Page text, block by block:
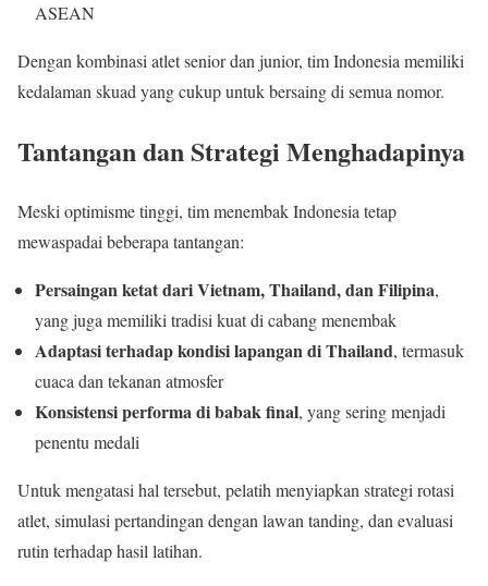
ASEAN
Dengan kombinasi atlet senior dan junior, tim Indonesia memiliki
kedalaman skuad yang cukup untuk bersaing di semua nomor.
Tantangan dan Strategi Menghadapinya
Meski optimisme tinggi, tim menembak Indonesia tetap
mewaspadai beberapa tantangan:
Persaingan ketat dari Vietnam, Thailand, dan Filipina,
yang juga memiliki tradisi kuat di cabang menembak
Adaptasi terhadap kondisi lapangan di Thailand, termasuk
cuaca dan tekanan atmosfer
Konsistensi performa di babak final, yang sering menjadi
penentu medali
Untuk mengatasi hal tersebut, pelatih menyiapkan strategi rotasi
atlet, simulasi pertandingan dengan lawan tanding, dan evaluasi
rutin terhadap hasil latihan.